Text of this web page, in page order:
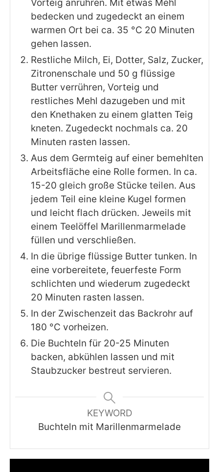
Vorteig anrühren. Mit etwas Mehl
bedecken und zugedeckt an einem
warmen Ort bei ca. 35 °C 20 Minuten
gehen lassen.
Restliche Milch, Ei, Dotter, Salz, Zucker,
Zitronenschale und 50 g flüssige
Butter verrühren, Vorteig und
restliches Mehl dazugeben und mit
den Knethaken zu einem glatten Teig
kneten. Zugedeckt nochmals ca. 20
Minuten rasten lassen.
Aus dem Germteig auf einer bemehlten
Arbeitsfläche eine Rolle formen. In ca.
15-20 gleich große Stücke teilen. Aus
jedem Teil eine kleine Kugel formen
und leicht flach drücken. Jeweils mit
einem Teelöffel Marillenmarmelade
füllen und verschließen.
In die übrige flüssige Butter tunken. In
eine vorbereitete, feuerfeste Form
schlichten und wiederum zugedeckt
20 Minuten rasten lassen.
In der Zwischenzeit das Backrohr auf
180 °C vorheizen.
Die Buchteln für 20-25 Minuten
backen, abkühlen lassen und mit
Staubzucker bestreut servieren.
KEYWORD
Buchteln mit Marillenmarmelade